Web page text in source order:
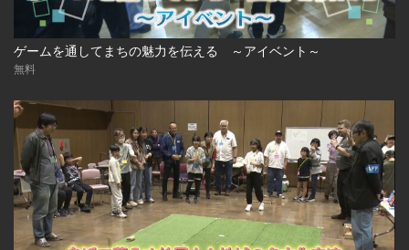
ゲームを通してまちの魅力を伝える ～アイベント～
無料